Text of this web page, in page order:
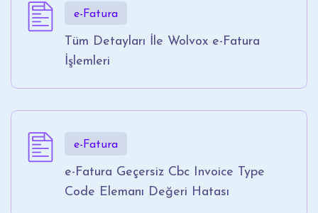
e-Fatura
Tüm Detayları İle Wolvox e-Fatura
İşlemleri
e-Fatura
e-Fatura Geçersiz Cbc Invoice Type
Code Elemanı Değeri Hatası